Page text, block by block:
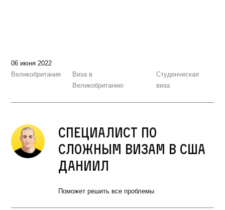
06 июня 2022
Великобритания
Виза в
Великобританию
Студенческая
виза
Специалист по
сложным визам в США
Даниил
Поможет решить все проблемы